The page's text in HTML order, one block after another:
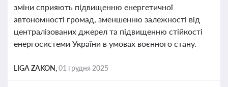
зміни сприяють підвищенню енергетичної
автономності громад, зменшенню залежності від
централізованих джерел та підвищенню стійкості
енергосистеми України в умовах воєнного стану.
LIGA ZAKON,01 грудня 2025